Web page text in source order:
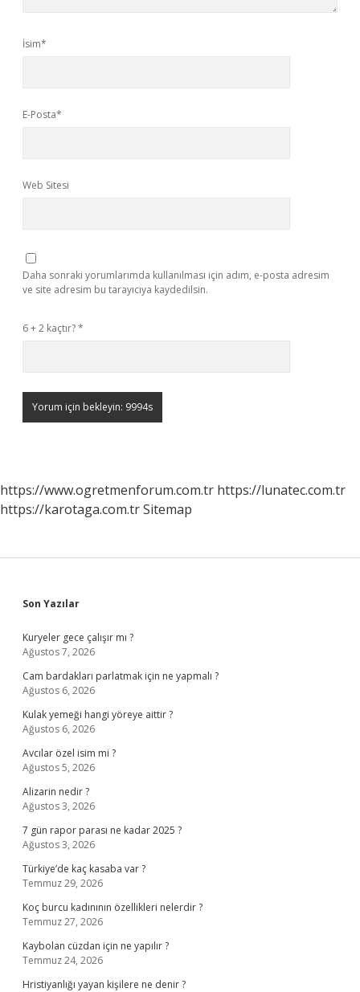
İsim*
E-Posta*
Web Sitesi
Daha sonraki yorumlarımda kullanılması için adım, e-posta adresim
ve site adresim bu tarayıcıya kaydedilsin.
6 + 2 kaçtır?*
https://www.ogretmenforum.com.tr https://lunatec.com.tr
https://karotaga.com.trSitemap
Sidebar
Son Yazılar
Kuryeler gece çalışır mı ?
Ağustos 7, 2026
Cam bardakları parlatmak için ne yapmalı ?
Ağustos 6, 2026
Kulak yemeği hangi yöreye aittir ?
Ağustos 6, 2026
Avcılar özel isim mi ?
Ağustos 5, 2026
Alizarin nedir ?
Ağustos 3, 2026
7 gün rapor parası ne kadar 2025 ?
Ağustos 3, 2026
Türkiye’de kaç kasaba var ?
Temmuz 29, 2026
Koç burcu kadınının özellikleri nelerdir ?
Temmuz 27, 2026
Kaybolan cüzdan için ne yapılır ?
Temmuz 24, 2026
Hristiyanlığı yayan kişilere ne denir ?